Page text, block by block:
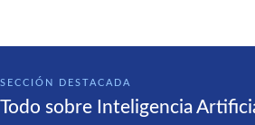
SECCIÓN DESTACADA
Todo sobre Inteligencia